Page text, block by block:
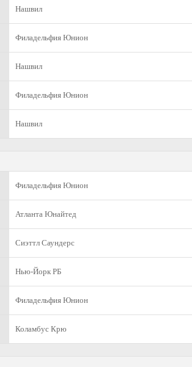
Нашвил
Филадельфия Юнион
Нашвил
Филадельфия Юнион
Нашвил
Филадельфия Юнион
Атланта Юнайтед
Сиэттл Саундерс
Нью-Йорк РБ
Филадельфия Юнион
Коламбус Крю